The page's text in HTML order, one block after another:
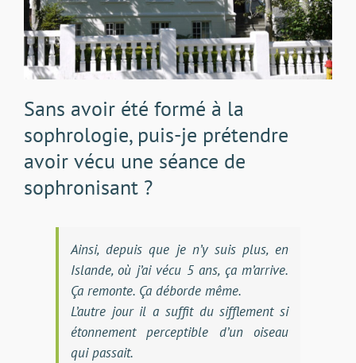
Sans avoir été formé à la
sophrologie, puis-je prétendre
avoir vécu une séance de
sophronisant ?
Ainsi, depuis que je n’y suis plus, en
Islande, où j’ai vécu 5 ans, ça m’arrive.
Ça remonte. Ça déborde même.
L’autre jour il a suffit du sifflement si
étonnement perceptible d’un oiseau
qui passait.